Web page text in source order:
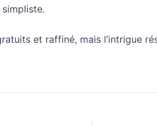
et raffiné, mais l’intrigue